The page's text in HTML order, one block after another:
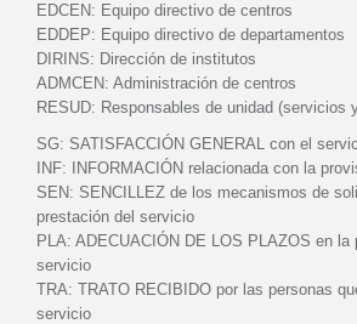
EDCEN: Equipo directivo de centros
EDDEP: Equipo directivo de departamentos
DIRINS: Dirección de institutos
ADMCEN: Administración de centros
RESUD: Responsables de unidad (servicios
SG: SATISFACCIÓN GENERAL con el
INF:
INFORMACIÓN relacionada con la
SEN: SENCILLEZ de los mecanismos de
prestación del servicio
PLA: ADECUACIÓN DE LOS PLAZOS en la
servicio
TRA: TRATO RECIBIDO por las personas
servicio